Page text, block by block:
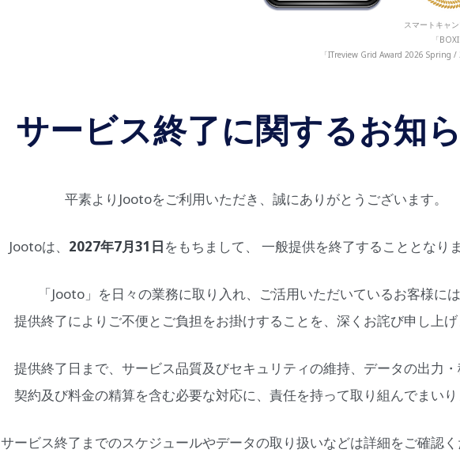
スマートキャ
「
「ITreview Grid Award 2026 Spring /
サービス終了に関するお知
平素よりJootoをご利用いただき、誠にありがとうございます。
Jootoは、 2027年7月31日をもちまして、 一般提供を終了することとなりま
「Jooto」を日々の業務に取り入れ、ご活用いただいているお客様には
提供終了によりご不便とご負担をお掛けすることを、深くお詫び申し上げ
提供終了日まで、サービス品質及びセキュリティの維持、データの出力・
契約及び料金の精算を含む必要な対応に、責任を持って取り組んでまいり
サービス終了までのスケジュールやデータの取り扱いなどは詳細をご確認く